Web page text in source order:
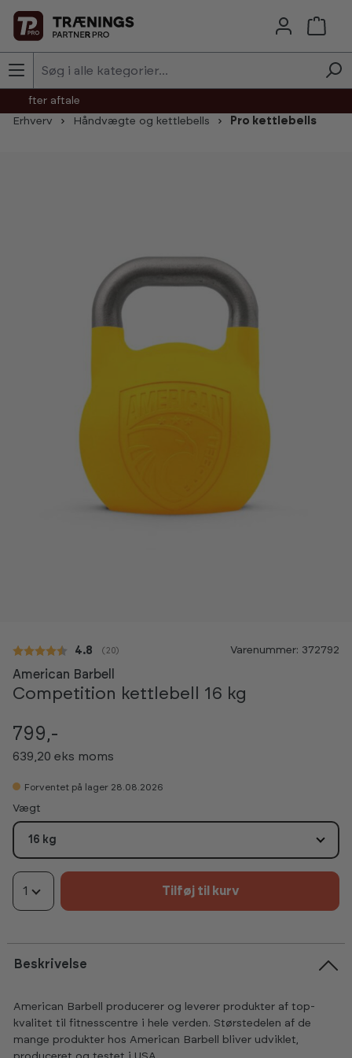
Skip to main content
efter aftale
Erhverv
Håndvægte og kettlebells Pro kettlebells
Gennemsnitlig vurdering:
4.8 ( stemmer:
20) Varenummer: 372792
American Barbell
Competition kettlebell 16 kg
799,-
639,20 eks moms
Forventet på lager 28.08.2026
Vælg
Vægt
16 kg
1 Tilføj til kurv
Beskrivelse
American Barbell producerer og leverer produkter af top-
kvalitet til fitnesscentre i hele verden. Størstedelen af de
mange produkter hos American Barbell bliver udviklet,